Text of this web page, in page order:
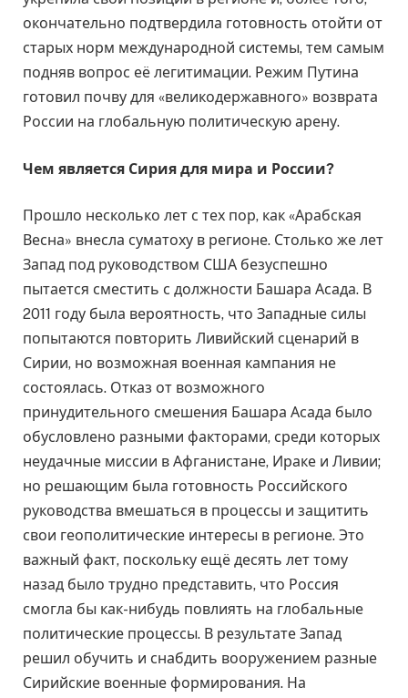
окончательно подтвердила готовность отойти от
старых норм международной системы, тем самым
подняв вопрос её легитимации. Режим Путина
готовил почву для «великодержавного» возврата
России на глобальную политическую арену.
Чем является Сирия для мира и России?
Прошло несколько лет с тех пор, как «Арабская
Весна» внесла суматоху в регионе. Столько же лет
Запад под руководством США безуспешно
пытается сместить с должности Башара Асада. В
2011 году была вероятность, что Западные силы
попытаются повторить Ливийский сценарий в
Сирии, но возможная военная кампания не
состоялась. Отказ от возможного
принудительного смешения Башара Асада было
обусловлено разными факторами, среди которых
неудачные миссии в Афганистане, Ираке и Ливии;
но решающим была готовность Российского
руководства вмешаться в процессы и защитить
свои геополитические интересы в регионе. Это
важный факт, поскольку ещё десять лет тому
назад было трудно представить, что Россия
смогла бы как-нибудь повлиять на глобальные
политические процессы. В результате Запад
решил обучить и снабдить вооружением разные
Сирийские военные формирования. На